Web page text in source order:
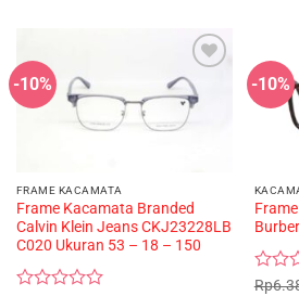
-10%
FRAME KACAMATA
Frame Kacamata Branded
Calvin Klein Jeans CKJ23228LB
C020 Ukuran 53 – 18 – 150
-10%
Rated
Rp